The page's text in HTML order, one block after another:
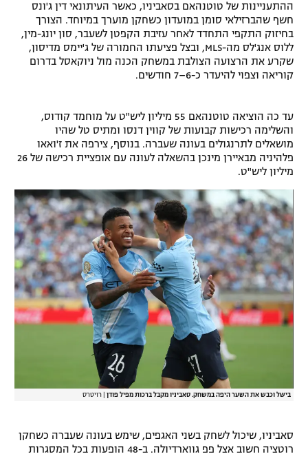
ההתעניינות של טוטנהאם בסאביניו, כאשר העיתונאי דין ג'ונס
חשף שהברזילאי סומן במועדון כשחקן מוערך במיוחד. הצורך
בחיזוק התקפי התחדד לאחר עזיבת הקפטן לשעבר, סון יונג-מין,
ללוס אנג'לס מה-MLS, ובצל פציעתו החמורה של ג'יימס מדיסון,
שקרע את הרצועה הצולבת במשחק הכנה מול ניוקאסל בדרום
קוריאה וצפוי להיעדר כ-6–7 חודשים.
עד כה הוציאה טוטנהאם 55 מיליון ליש"ט על מוחמד קודוס,
והשלימה רכישות קבועות של קווין דנסו ומתיס טל שהיו
מושאלים לתרנגולים בעונה שעברה. בנוסף, צירפה את ז'ואאו
פלהיניה מבאיירן מינכן בהשאלה לעונה עם אופציית רכישה של 26
מיליון ליש"ט.
בישל וכבש את השער היפה במשחק. סאביניו מקבל ברכות מפיל פודן רויטרס
סאביניו, שיכול לשחק בשני האגפים, שימש בעונה שעברה כשחקן
רוטציה חשוב אצל פפ גווארדיולה. ב-48 הופעות בכל המסגרות